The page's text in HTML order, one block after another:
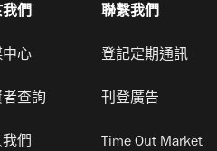
我們
心
查詢
們
聯繫我們
登記定期通訊
刊登廣告
Time Out Market